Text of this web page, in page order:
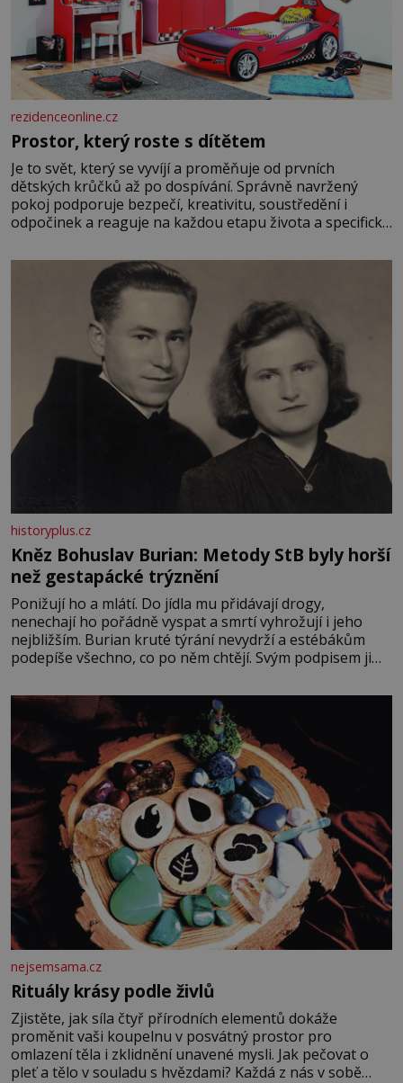
rezidenceonline.cz
Prostor, který roste s dítětem
Je to svět, který se vyvíjí a proměňuje od prvních
dětských krůčků až po dospívání. Správně navržený
pokoj podporuje bezpečí, kreativitu, soustředění i
odpočinek a reaguje na každou etapu života a specifické
měkkost a bezpečí, proto by pokoj miminka měl působit
především klidně a útulně. Předškolní věk je
historyplus.cz
Kněz Bohuslav Burian: Metody StB byly horší
než gestapácké trýznění
Ponižují ho a mlátí. Do jídla mu přidávají drogy,
nenechají ho pořádně vyspat a smrtí vyhrožují i jeho
nejbližším. Burian kruté týrání nevydrží a estébákům
podepíše všechno, co po něm chtějí. Svým podpisem jim
fyzický ani psychický nátlak. Syn brněnského řezníka
chce být knězem a
nejsemsama.cz
Rituály krásy podle živlů
Zjistěte, jak síla čtyř přírodních elementů dokáže
proměnit vaši koupelnu v posvátný prostor pro
omlazení těla i zklidnění unavené mysli. Jak pečovat o
pleť a tělo v souladu s hvězdami? Každá z nás v sobě